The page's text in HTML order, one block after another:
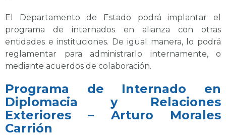
El Departamento de Estado podrá implantar el
programa de internados en alianza con otras
entidades e instituciones. De igual manera, lo podrá
reglamentar para administrarlo internamente, o
mediante acuerdos de colaboración.
Programa de Internado en
Diplomacia y Relaciones
Exteriores – Arturo Morales
Carrión